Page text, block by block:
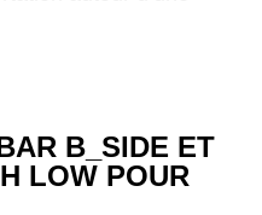
B_SIDE ET
LOW POUR